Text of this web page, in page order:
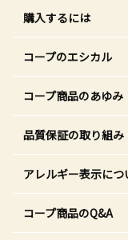
購入するには
コープのエシカル
コープ商品のあゆみ
品質保証の取り組み
アレルギー表示につ
コープ商品のQ&A